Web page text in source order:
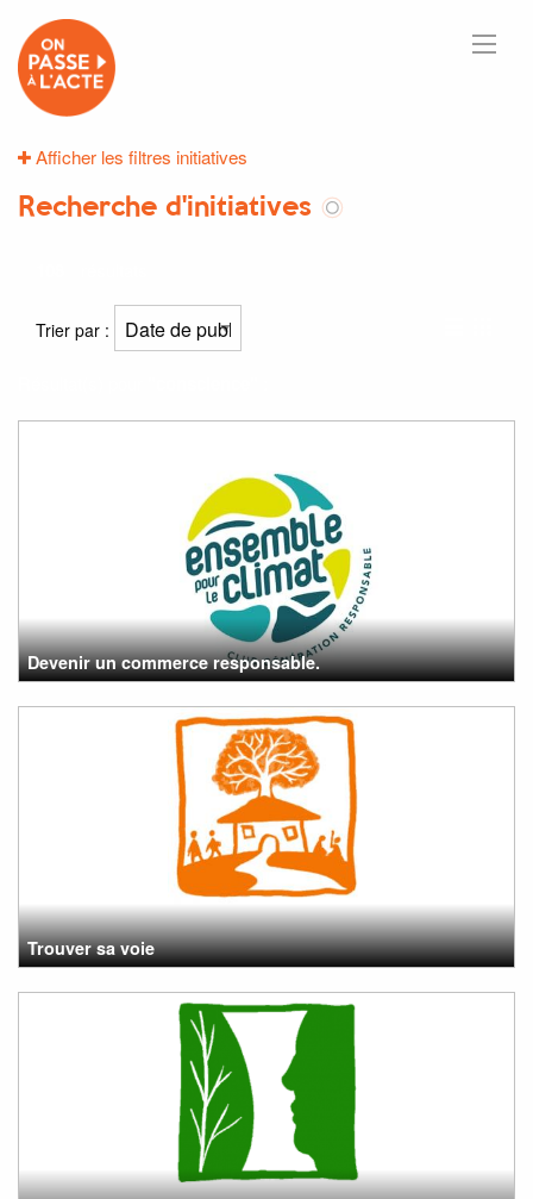
Afficher les filtres initiatives
Recherche d'initiatives
Trier par :
Devenir un commerce responsable.
Trouver sa voie